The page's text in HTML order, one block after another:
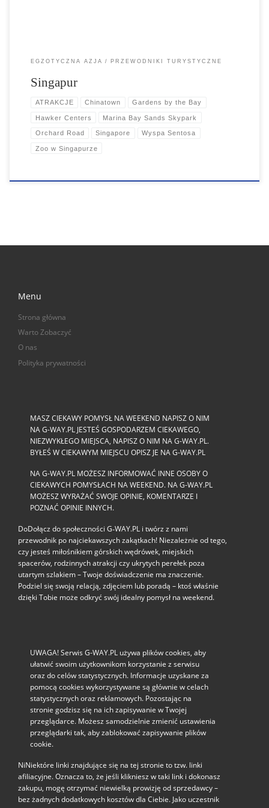
EGZOTYCZNA AZJA PRZEWODNIKI TURYSTYCZNE
Singapur
ATRAKCJE Chinatown Gardens by the Bay
Hawker Centers Marina Bay Sands Skypark
Orchard Road Singapore Wyspa Sentosa
Zoo w Singapurze
Menu
Strona główna
Warto Zobaczyć
O nas
Polityka prywatności
MASZ CIEKAWY POMYSŁ NA WEEKEND NAPISZ O NIM
NA G-WAY.PL JESTEŚ GOSPODARZEM CIEKAWEGO,
NIEZWYKŁEGO MIEJSCA, NAPISZ O NIM NA G-WAY.PL.
BYŁEŚ W CIEKAWYM MIEJSCU OPISZ JE NA G-WAY.PL
NA G-WAY.PL MOŻESZ INFORMOWAĆ INNE OSOBY O
CIEKAWYCH POMYSŁACH NA WEEKEND. NA G-WAY.PL
MOŻESZ WYRAŻAĆ SWOJE OPINIE, KOMENTARZE I
POZNAĆ OPINIE INNYCH.
DoDołącz do społeczności G‑WAY.PL i twórz z nami
przewodnik po najciekawszych zakątkach! Niezależnie od tego,
czy jesteś miłośnikiem górskich wędrówek, miejskich
spacerów, rodzinnych atrakcji czy ukrytych perełek poza
utartym szlakiem – Twoje doświadczenie ma znaczenie.
Podziel się swoją relacją, zdjęciem lub poradą – ktoś właśnie
dzięki Tobie może odkryć swój idealny pomysł na weekend.
UWAGA! Serwis G-WAY.PL używa plików cookies, aby
ułatwić swoim użytkownikom korzystanie z serwisu
oraz do celów statystycznych. Informacje uzyskane za
pomocą cookies wykorzystywane są głównie w celach
statystycznych oraz reklamowych. Pozostając na
stronie godzisz się na ich zapisywanie w Twojej
przeglądarce. Możesz samodzielnie zmienić ustawienia
przeglądarki tak, aby zablokować zapisywanie plików
cookie.
NiNiektóre linki znajdujące się na tej stronie to tzw. linki
afiliacyjne. Oznacza to, że jeśli klikniesz w taki link i dokonasz
zakupu, mogę otrzymać niewielką prowizję od sprzedawcy –
bez żadnych dodatkowych kosztów dla Ciebie. Jako uczestnik